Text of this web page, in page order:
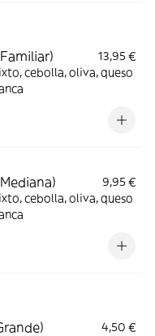
13,95 €
cebolla, oliva, queso
9,95 €
cebolla, oliva, queso
4,50 €